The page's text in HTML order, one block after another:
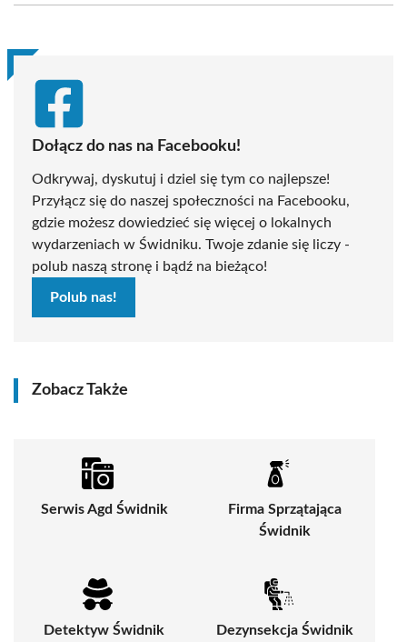
(Twitter)
Dołącz do nas na Facebooku!
Odkrywaj, dyskutuj i dziel się tym co najlepsze!
Przyłącz się do naszej społeczności na Facebooku,
gdzie możesz dowiedzieć się więcej o lokalnych
wydarzeniach w Świdniku. Twoje zdanie się liczy -
polub naszą stronę i bądź na bieżąco!
Polub nas!
Zobacz Także
Serwis Agd Świdnik
Firma Sprzątająca
Świdnik
Detektyw Świdnik Dezynsekcja Świdnik